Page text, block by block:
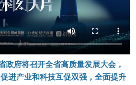
政府将召开全省高质量发展大会，
进产业和科技互促双强，全面提升